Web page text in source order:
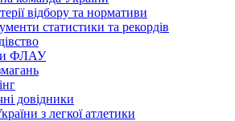
відбору та нормативи
статистики та рекордів
ФЛАУ
довідники
з легкої атлетики